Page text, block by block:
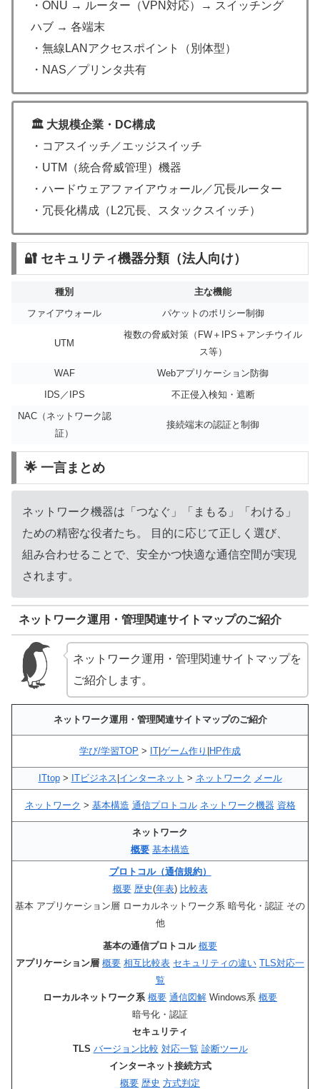
・ONU → ルーター（VPN対応）→ スイッチング
ハブ → 各端末
・無線LANアクセスポイント（別体型）
・NAS／プリンタ共有
🏛 大規模企業・DC構成
・コアスイッチ／エッジスイッチ
・UTM（統合脅威管理）機器
・ハードウェアファイアウォール／冗長ルーター
・冗長化構成（L2冗長、スタックスイッチ）
🔐 セキュリティ機器分類（法人向け）
種別
主な機能
ファイアウォール
パケットのポリシー制御
UTM
複数の脅威対策（FW＋IPS＋アンチウイル
ス等）
WAF
Webアプリケーション防御
IDS／IPS
不正侵入検知・遮断
NAC（ネットワーク認
証）
接続端末の認証と制御
🌟 一言まとめ
ネットワーク機器は「つなぐ」「まもる」「わける」
ための精密な役者たち。 目的に応じて正しく選び、
組み合わせることで、安全かつ快適な通信空間が実現
されます。
ネットワーク運用・管理関連サイトマップのご紹介
ネットワーク運用・管理関連サイトマップを
ご紹介します。
ネットワーク運用・管理関連サイトマップのご紹介
学び/学習TOP > IT ゲーム作り HP作成
ITtop> ITビジネス インターネット > ネットワーク メール
ネットワーク > 基本構造 通信プロトコル ネットワーク機器 資格
ネットワーク
概要 基本構造
プロトコル（通信規約）
概要 歴史(年表) 比較表
基本 アプリケーション層 ローカルネットワーク系 暗号化・認証 その
他
基本の通信プロトコル 概要
アプリケーション層 概要 相互比較表 セキュリティの違い TLS対応一
覧
ローカルネットワーク系 概要 通信図解 Windows系 概要
暗号化・認証
セキュリティ
TLS バージョン比較 対応一覧 診断ツール
インターネット接続方式
概要 歴史 方式判定